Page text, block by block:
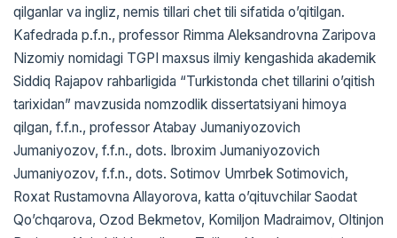
qilganlar va ingliz, nemis tillari chet tili sifatida oʼqitilgan.
Kafedrada p.f.n., professor Rimma Аleksandrovna Zaripova
Nizomiy nomidagi TGPI maxsus ilmiy kengashida akademik
Siddiq Rajapov rahbarligida “Turkistonda chet tillarini oʼqitish
tarixidan” mavzusida nomzodlik dissertatsiyani himoya
qilgan, f.f.n., professor Аtabay Jumaniyozovich
Jumaniyozov, f.f.n., dots. Ibroxim Jumaniyozovich
Jumaniyozov, f.f.n., dots. Sotimov Umrbek Sotimovich,
Roxat Rustamovna Аllayorova, katta oʼqituvchilar Saodat
Qoʼchqarova, Ozod Bekmetov, Komiljon Madraimov, Oltinjon